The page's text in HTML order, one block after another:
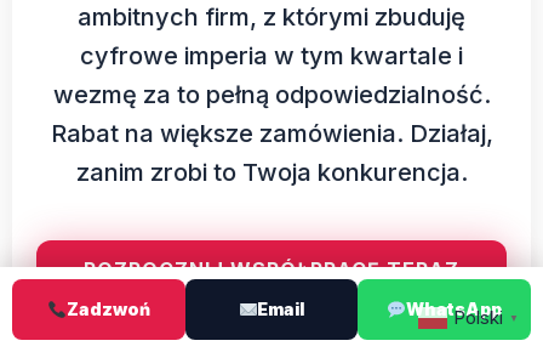
ambitnych firm, z którymi zbuduję
cyfrowe imperia w tym kwartale i
wezmę za to pełną odpowiedzialność.
Rabat na większe zamówienia. Działaj,
zanim zrobi to Twoja konkurencja.
ROZPOCZNIJ WSPÓŁPRACĘ TERAZ
Kontakt tel, WhatsApp lub email 24/7
Zadzwoń Email WhatsApp
Polski ▼